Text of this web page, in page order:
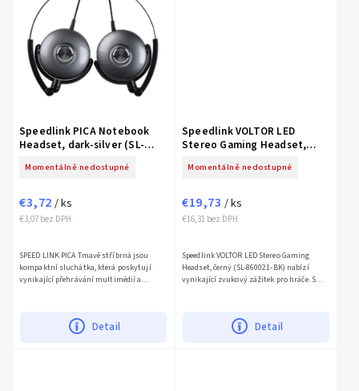
Speedlink PICA Notebook
Headset, dark-silver (SL-
Momentálně nedostupné
€3,07 bez DPH
€3,72 / ks
Detail
SPEED LINK PICA Tmavě stříbrná jsou
kompaktní sluchátka, která poskytují
vynikající přehrávání multimédií a
Speedlink VOLTOR LED
Stereo Gaming Headset,
Momentálně nedostupné
€16,31 bez DPH
€19,73 / ks
Detail
Speedlink VOLTOR LED Stereo Gaming
Headset, černý (SL-860021-BK) nabízí
vynikající zvukový zážitek pro hráče. S